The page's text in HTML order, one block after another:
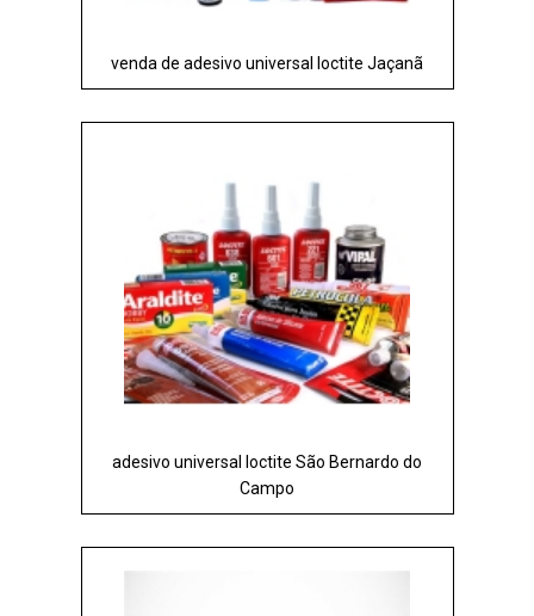
venda de adesivo universal loctite Jaçanã
adesivo universal loctite São Bernardo do
Campo